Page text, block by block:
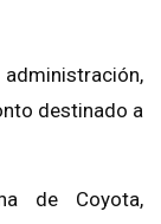
destinado a
de Coyota,